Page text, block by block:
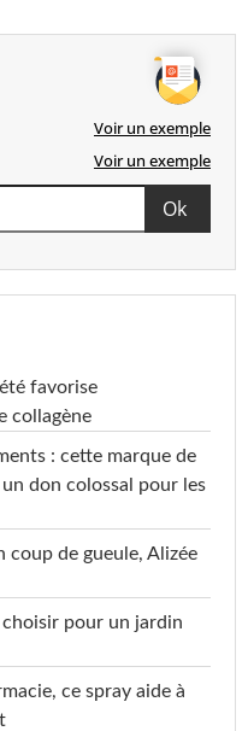
Voir un exemple
Voir un exemple
favorise
collagène
: cette marque de
don colossal pour les
coup de gueule, Alizée
choisir pour un jardin
ce spray aide à